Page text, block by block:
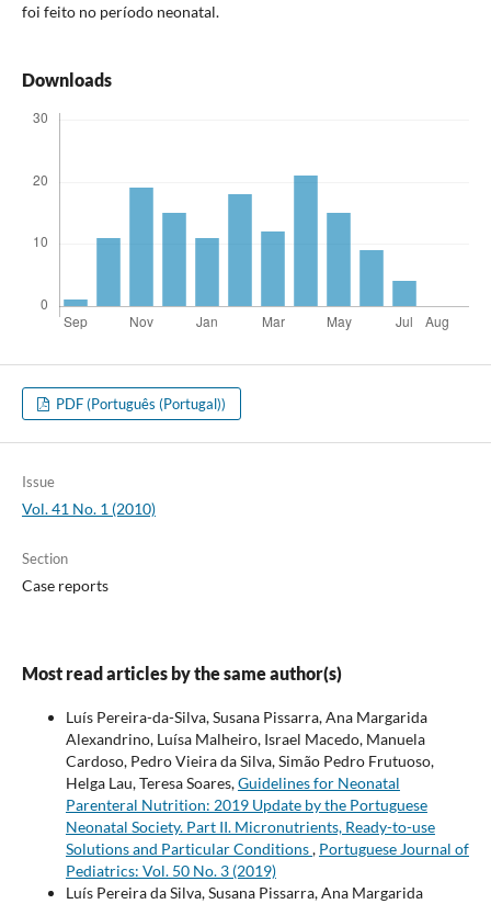
foi feito no período neonatal.
Downloads
PDF (Português (Portugal))
Issue
Vol. 41 No. 1 (2010)
Section
Case reports
Most read articles by the same author(s)
Luís Pereira-da-Silva, Susana Pissarra, Ana Margarida
Alexandrino, Luísa Malheiro, Israel Macedo, Manuela
Cardoso, Pedro Vieira da Silva, Simão Pedro Frutuoso,
Helga Lau, Teresa Soares,Guidelines for Neonatal
Parenteral Nutrition: 2019 Update by the Portuguese
Neonatal Society. Part II. Micronutrients, Ready-to-use
Solutions and Particular Conditions, Portuguese Journal of
Pediatrics: Vol. 50 No. 3 (2019)
Luís Pereira da Silva, Susana Pissarra, Ana Margarida